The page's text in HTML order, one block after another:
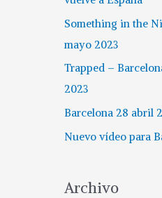
Something in the
mayo 2023
Trapped –
2023
Barcelona 28 abril
Nuevo vídeo para
Archivo